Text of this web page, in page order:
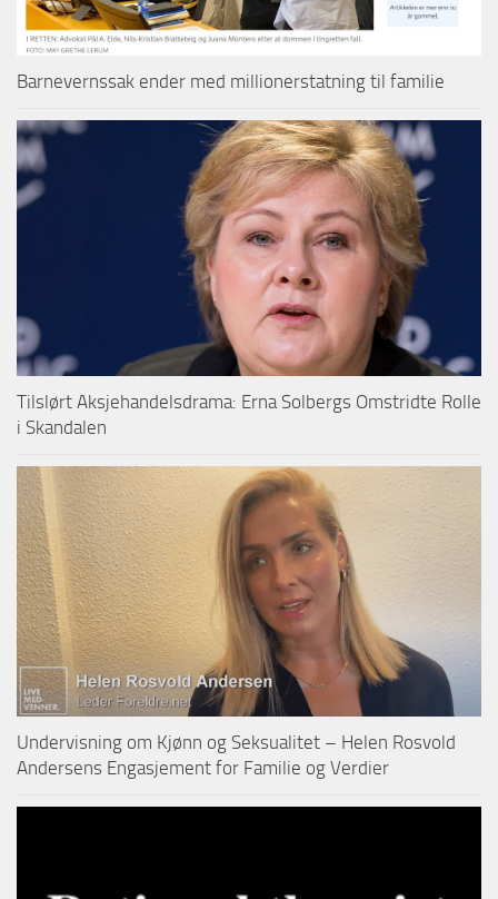
Barnevernssak ender med millionerstatning til familie
Tilslørt Aksjehandelsdrama: Erna Solbergs Omstridte Rolle
i Skandalen
Undervisning om Kjønn og Seksualitet – Helen Rosvold
Andersens Engasjement for Familie og Verdier